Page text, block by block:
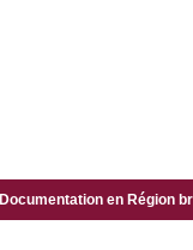
Documentation en Région